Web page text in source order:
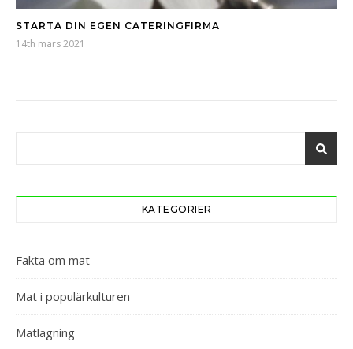
STARTA DIN EGEN CATERINGFIRMA
14th mars 2021
KATEGORIER
Fakta om mat
Mat i populärkulturen
Matlagning